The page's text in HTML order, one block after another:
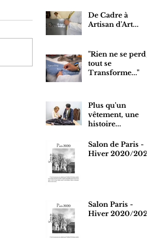
De Cadre à
Artisan d'Art...
"Rien ne se perd,
tout se
Transforme..."
Plus qu'un
vêtement, une
histoire...
Salon de Paris -
Hiver 2020/2021
Salon Paris -
Hiver 2020/2021